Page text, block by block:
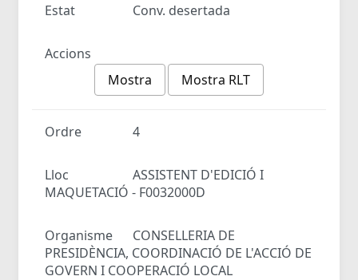
Estat Conv. desertada
Accions
Mostra
Mostra RLT
Ordre 4
Lloc
ASSISTENT D'EDICIÓ I
MAQUETACIÓ - F0032000D
Organisme
CONSELLERIA DE
PRESIDÈNCIA, COORDINACIÓ DE L'ACCIÓ DE
GOVERN I COOPERACIÓ LOCAL